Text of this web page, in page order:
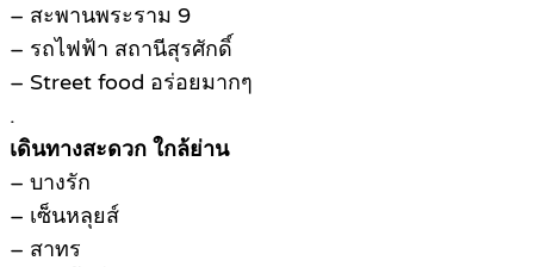
– สะพานพระราม 9
– รถไฟฟ้า สถานีสุรศักดิ์
– Street food อร่อยมากๆ
.
เดินทางสะดวก ใกล้ย่าน
– บางรัก
– เซ็นหลุยส์
– สาทร